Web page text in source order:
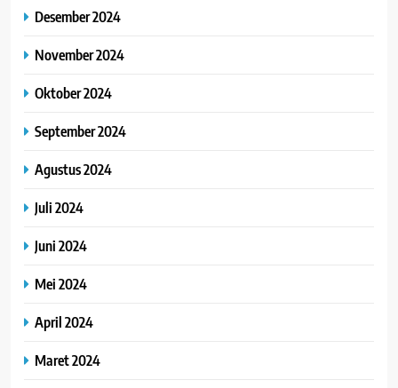
Desember 2024
November 2024
Oktober 2024
September 2024
Agustus 2024
Juli 2024
Juni 2024
Mei 2024
April 2024
Maret 2024